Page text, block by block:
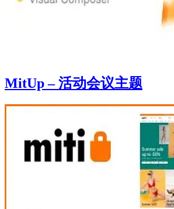
MitUp – 活动会议主题